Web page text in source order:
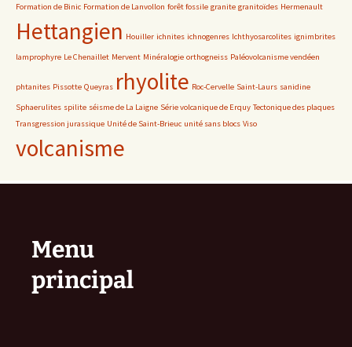
Formation de Binic Formation de Lanvollon forêt fossile granite granitoïdes Hermenault
Hettangien Houiller ichnites ichnogenres Ichthyosarcolites ignimbrites
lamprophyre Le Chenaillet Mervent Minéralogie orthogneiss Paléovolcanisme vendéen
phtanites Pissotte Queyras rhyolite Roc-Cervelle Saint-Laurs sanidine
Sphaerulites spilite séisme de La Laigne Série volcanique de Erquy Tectonique des plaques
Transgression jurassique Unité de Saint-Brieuc unité sans blocs Viso
volcanisme
Menu
principal